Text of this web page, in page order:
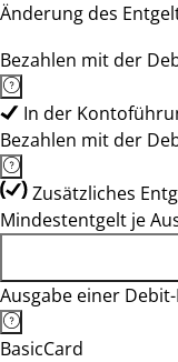
Änderung des
Bezahlen mit der
In der
Bezahlen mit der
Zusätzliches
Mindestentgelt je
Ausgabe einer
BasicCard